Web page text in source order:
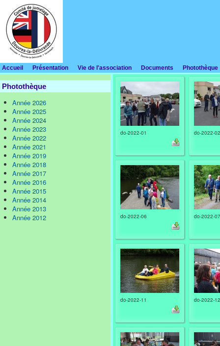
Accueil Présentation Vie de l'association Documents Photothèque
Photothèque
Année 2026
Année 2025
Année 2024
Année 2023
Année 2022
Année 2021
Année 2019
Année 2018
Année 2017
Année 2016
Année 2015
Année 2014
Année 2013
Année 2012
do-2022-01 do-2022-02
do-2022-06 do-2022-07
do-2022-11 do-2022-12